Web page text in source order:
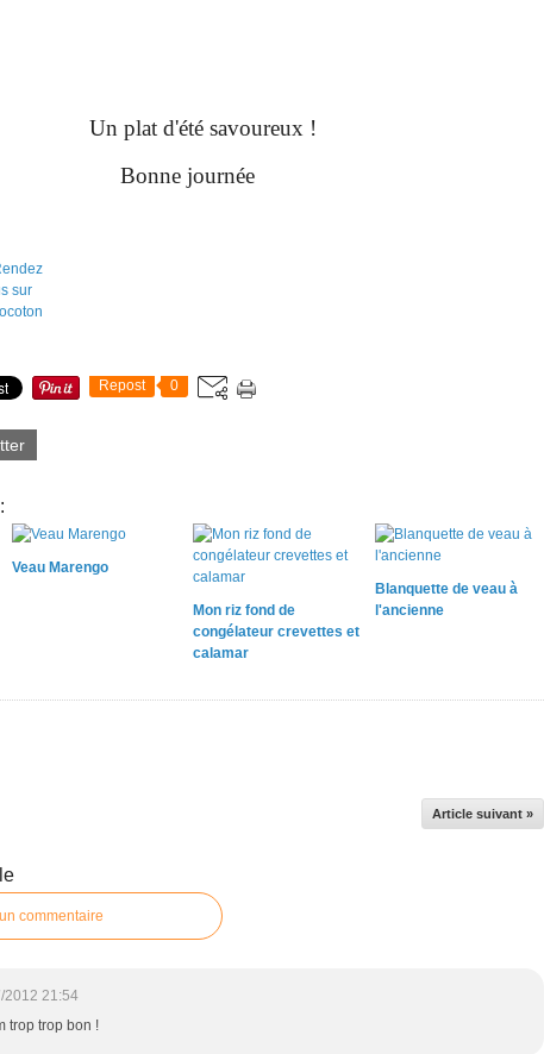
Un plat d'été savoureux !
Bonne journée
Repost 0
Veau Marengo
Mon riz fond de
congélateur crevettes et
calamar
Blanquette de veau à
l'ancienne
Article suivant »
commentaire
2012 21:54
trop trop bon !